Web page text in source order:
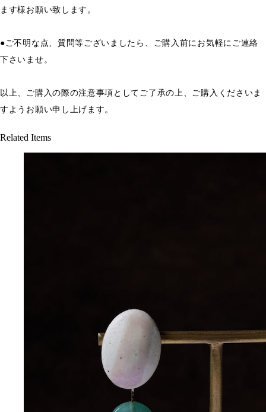
ます様お願い致します。
●ご不明な点、質問等ございましたら、ご購入前にお気軽にご連絡
下さいませ。
以上、ご購入の際の注意事項としてご了承の上、ご購入くださいま
すようお願い申し上げます。
Related Items